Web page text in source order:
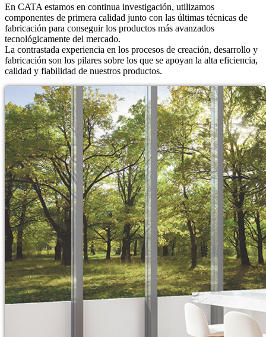
En CATA estamos en continua investigación, utilizamos
componentes de primera calidad junto con las últimas técnicas de
fabricación para conseguir los productos más avanzados
tecnológicamente del mercado.
La contrastada experiencia en los procesos de creación, desarrollo y
fabricación son los pilares sobre los que se apoyan la alta eficiencia,
calidad y fiabilidad de nuestros productos.